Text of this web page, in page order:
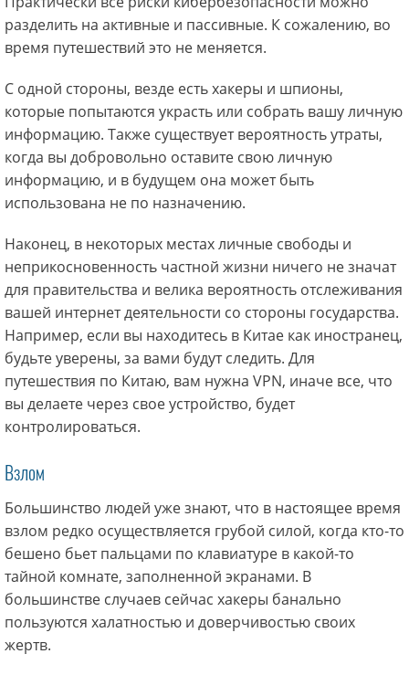
разделить на активные и пассивные. К сожалению, во
время путешествий это не меняется.
С одной стороны, везде есть хакеры и шпионы,
которые попытаются украсть или собрать вашу личную
информацию. Также существует вероятность утраты,
когда вы добровольно оставите свою личную
информацию, и в будущем она может быть
использована не по назначению.
Наконец, в некоторых местах личные свободы и
неприкосновенность частной жизни ничего не значат
для правительства и велика вероятность отслеживания
вашей интернет деятельности со стороны государства.
Например, если вы находитесь в Китае как иностранец,
будьте уверены, за вами будут следить. Для
путешествия по Китаю, вам нужна VPN, иначе все, что
вы делаете через свое устройство, будет
контролироваться.
Взлом
Большинство людей уже знают, что в настоящее время
взлом редко осуществляется грубой силой, когда кто-то
бешено бьет пальцами по клавиатуре в какой-то
тайной комнате, заполненной экранами. В
большинстве случаев сейчас хакеры банально
пользуются халатностью и доверчивостью своих
жертв.